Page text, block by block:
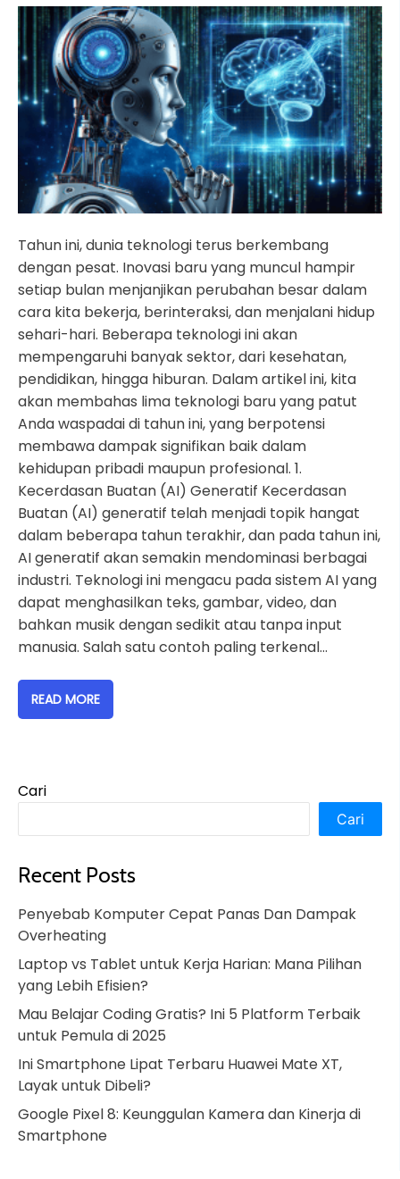
Tahun ini, dunia teknologi terus berkembang
dengan pesat. Inovasi baru yang muncul hampir
setiap bulan menjanjikan perubahan besar dalam
cara kita bekerja, berinteraksi, dan menjalani hidup
sehari-hari. Beberapa teknologi ini akan
mempengaruhi banyak sektor, dari kesehatan,
pendidikan, hingga hiburan. Dalam artikel ini, kita
akan membahas lima teknologi baru yang patut
Anda waspadai di tahun ini, yang berpotensi
membawa dampak signifikan baik dalam
kehidupan pribadi maupun profesional. 1.
Kecerdasan Buatan (AI) Generatif Kecerdasan
Buatan (AI) generatif telah menjadi topik hangat
dalam beberapa tahun terakhir, dan pada tahun ini,
AI generatif akan semakin mendominasi berbagai
industri. Teknologi ini mengacu pada sistem AI yang
dapat menghasilkan teks, gambar, video, dan
bahkan musik dengan sedikit atau tanpa input
manusia. Salah satu contoh paling terkenal…
READ MORE
Cari
Cari
Recent Posts
Penyebab Komputer Cepat Panas Dan Dampak
Overheating
Laptop vs Tablet untuk Kerja Harian: Mana Pilihan
yang Lebih Efisien?
Mau Belajar Coding Gratis? Ini 5 Platform Terbaik
untuk Pemula di 2025
Ini Smartphone Lipat Terbaru Huawei Mate XT,
Layak untuk Dibeli?
Google Pixel 8: Keunggulan Kamera dan Kinerja di
Smartphone